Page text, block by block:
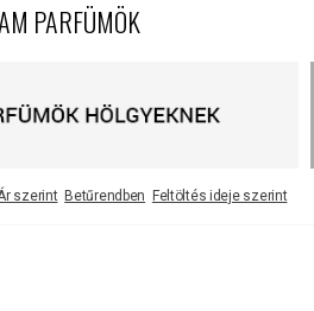
PARFÜMÖK
szerint Betűrendben Feltöltés ideje szerint